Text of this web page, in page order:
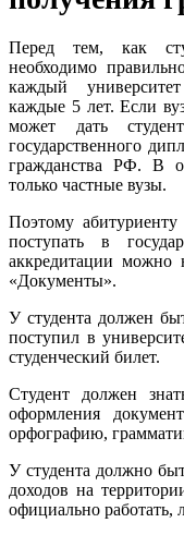
Перед тем, как
необходимо
каждый
каждые 5 лет. Если
может дать
государственного
гражданства РФ. В
только частные вузы.
Поэтому
поступать в
аккредитации можно
«Документы».
У студента должен
поступил в
студенческий билет.
Студент должен
оформления
орфографию,
У студента должно
доходов на
официально работать,